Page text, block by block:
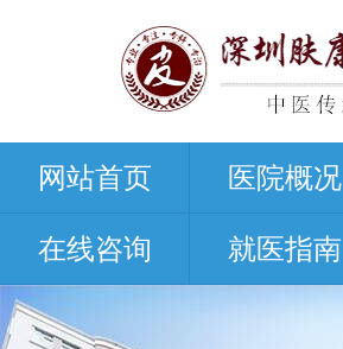
网站首页 医院概况
在线咨询 就医指南